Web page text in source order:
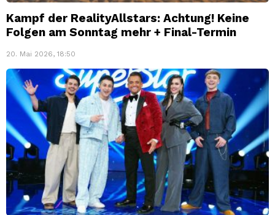
Kampf der RealityAllstars: Achtung! Keine
Folgen am Sonntag mehr + Final-Termin
20. Mai 2026, 18:50